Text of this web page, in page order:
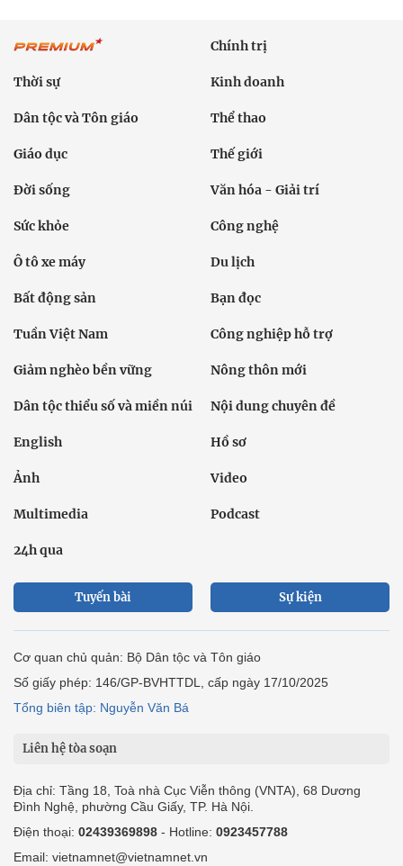
Chính trị
Thời sự Kinh doanh
Dân tộc và Tôn giáo Thể thao
Giáo dục Thế giới
Đời sống Văn hóa - Giải trí
Sức khỏe Công nghệ
Ô tô xe máy Du lịch
Bất động sản Bạn đọc
Tuần Việt Nam Công nghiệp hỗ trợ
Giảm nghèo bền vững Nông thôn mới
Dân tộc thiểu số và miền núi Nội dung chuyên đề
English Hồ sơ
Ảnh Video
Multimedia Podcast
24h qua
Tuyến bài Sự kiện
Cơ quan chủ quản: Bộ Dân tộc và Tôn giáo
Số giấy phép: 146/GP-BVHTTDL, cấp ngày 17/10/2025
Tổng biên tập: Nguyễn Văn Bá
Liên hệ tòa soạn
Địa chỉ: Tầng 18, Toà nhà Cục Viễn thông (VNTA), 68 Dương
Đình Nghệ, phường Cầu Giấy, TP. Hà Nội.
Điện thoại: 02439369898 - Hotline: 0923457788
Email: vietnamnet@vietnamnet.vn